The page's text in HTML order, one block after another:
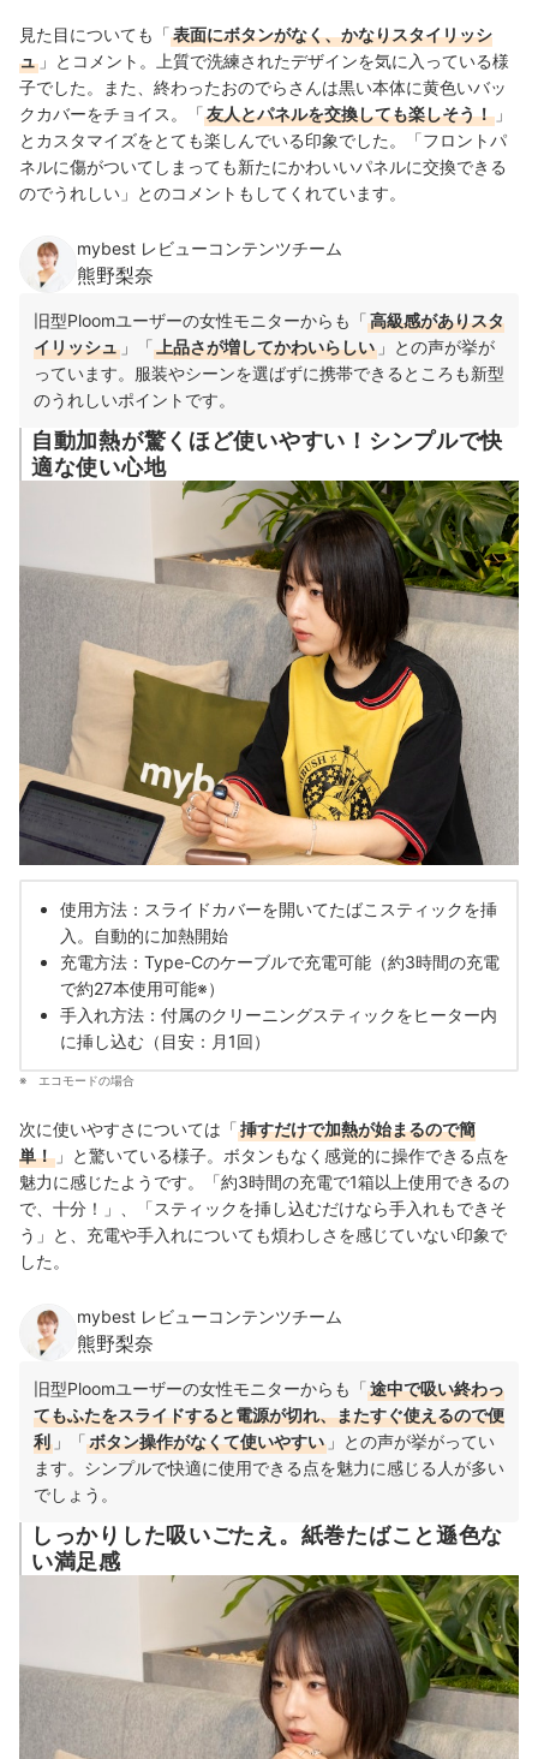
見た目についても「表面にボタンがなく、かなりスタイリッシ
ュ 」とコメント。上質で洗練されたデザインを気に入っている様
子でした。また、終わったおのでらさんは黒い本体に黄色いバッ
クカバーをチョイス。「友人とパネルを交換しても楽しそう！ 」
とカスタマイズをとても楽しんでいる印象でした。「フロントパ
ネルに傷がついてしまっても新たにかわいいパネルに交換できる
のでうれしい」とのコメントもしてくれています。
mybest レビューコンテンツチーム
熊野梨奈
旧型Ploomユーザーの女性モニターからも「高級感がありスタ
イリッシュ 」「上品さが増してかわいらしい 」との声が挙が
っています。服装やシーンを選ばずに携帯できるところも新型
のうれしいポイントです。
自動加熱が驚くほど使いやすい！シンプルで快
適な使い心地
使用方法：スライドカバーを開いてたばこスティックを挿
入。自動的に加熱開始
充電方法：Type-Cのケーブルで充電可能（約3時間の充電
で約27本使用可能※）
手入れ方法：付属のクリーニングスティックをヒーター内
に挿し込む（目安：月1回）
エコモードの場合
次に使いやすさについては「挿すだけで加熱が始まるので簡
単！ 」と驚いている様子。ボタンもなく感覚的に操作できる点を
魅力に感じたようです。「約3時間の充電で1箱以上使用できるの
で、十分！」、「スティックを挿し込むだけなら手入れもできそ
う」と、充電や手入れについても煩わしさを感じていない印象で
した。
mybest レビューコンテンツチーム
熊野梨奈
旧型Ploomユーザーの女性モニターからも「途中で吸い終わっ
てもふたをスライドすると電源が切れ、またすぐ使えるので便
利 」「ボタン操作がなくて使いやすい 」との声が挙がってい
ます。シンプルで快適に使用できる点を魅力に感じる人が多い
でしょう。
しっかりした吸いごたえ。紙巻たばこと遜色な
い満足感